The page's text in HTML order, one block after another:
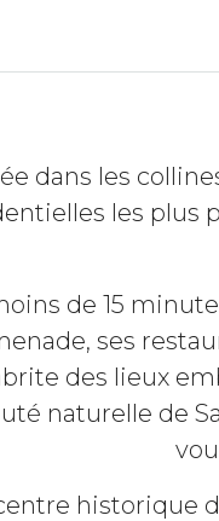
dans les
les plus
de 15
ses
des lieux
naturelle de
historique